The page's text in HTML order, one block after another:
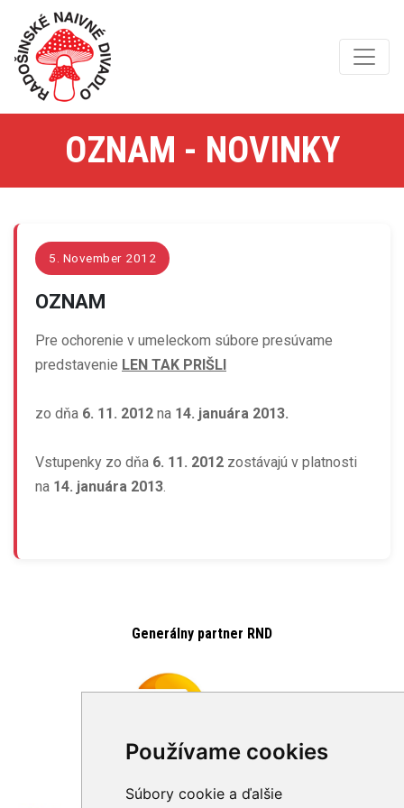
Používame cookies
Súbory cookie a ďalšie
OZNAM - NOVINKY
5. November 2012
OZNAM
Pre ochorenie v umeleckom súbore presúvame
predstavenie LEN TAK PRIŠLI
zo dňa 6. 11. 2012 na 14. januára 2013.
Vstupenky zo dňa 6. 11. 2012 zostávajú v platnosti
na 14. januára 2013.
Generálny partner RND